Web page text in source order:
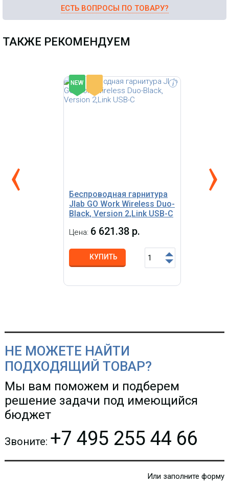
ЕСТЬ ВОПРОСЫ ПО ТОВАРУ?
ТАКЖЕ РЕКОМЕНДУЕМ
NEW
Беспроводная гарнитура
Jlab GO Work Wireless Duo-
Black, Version 2,Link USB-C
Цена: 6 621.38 р.
КУПИТЬ
i
НЕ МОЖЕТЕ НАЙТИ
ПОДХОДЯЩИЙ ТОВАР?
Мы вам поможем и подберем
решение задачи под имеющийся
бюджет
Звоните: +7 495 255 44 66
Или заполните форму